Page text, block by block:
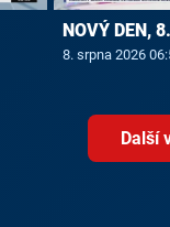
NOVÝ DEN,
8. srpna 2026
Další